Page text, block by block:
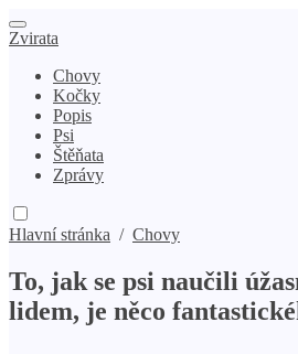
Zvirata
Chovy
Kočky
Popis
Psi
Štěňata
Zprávy
Hlavní stránka / Chovy
To, jak se psi naučili
lidem, je něco